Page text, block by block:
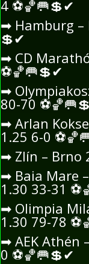
4 ⚽🏀🥅💲✔
➡ Hamburg –
💲✔
➡ CD
⚽🏀🥅💲✔
➡
80-70 ⚽🏀🥅💲
➡ Arlan
1.25 6-0 ⚽🏀
➡ Zlín – Brno
➡ Baia Mare
1.30 33-31 ⚽
➡ Olimpia
1.30 79-78 ⚽
➡ AEK Athén
0 ⚽🏀🥅💲✔